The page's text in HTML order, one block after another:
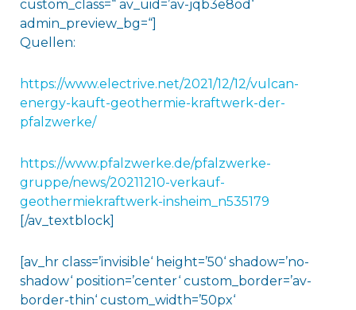
custom_class=“ av_uid=’av-jqb3e8od‘
admin_preview_bg=“]
Quellen:
https://www.electrive.net/2021/12/12/vulcan-
energy-kauft-geothermie-kraftwerk-der-
pfalzwerke/
https://www.pfalzwerke.de/pfalzwerke-
gruppe/news/20211210-verkauf-
geothermiekraftwerk-insheim_n535179
[/av_textblock]
[av_hr class=’invisible‘ height=’50‘ shadow=’no-
shadow‘ position=’center‘ custom_border=’av-
border-thin‘ custom_width=’50px‘